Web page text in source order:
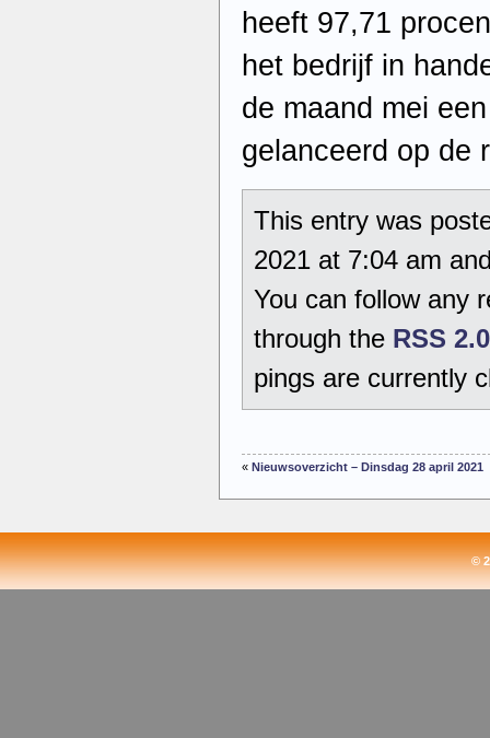
heeft 97,71
het bedrijf in
de maand mei
gelanceerd op de
This entry was
2021 at 7:04 am
You can follow any
through the RSS 2.0
pings are currently
« Nieuwsoverzicht – Dinsdag 28 april 2021
©